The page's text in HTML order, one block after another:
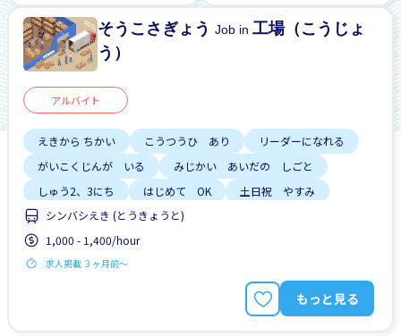
そうこさぎょうJob in工場（こうじょ
う）
アルバイト
えきから ちかい こうつうひ あり
リーダーになれる
がいこくじんが いる
みじかい あいだの しごと
しゅう2、3にち
はじめて OK
土日祝 やすみ
女性かんげい
シンバシえき (とうきょうと)
1,000 - 1,400/hour
求人掲載 ３ヶ月前〜
もっと見る